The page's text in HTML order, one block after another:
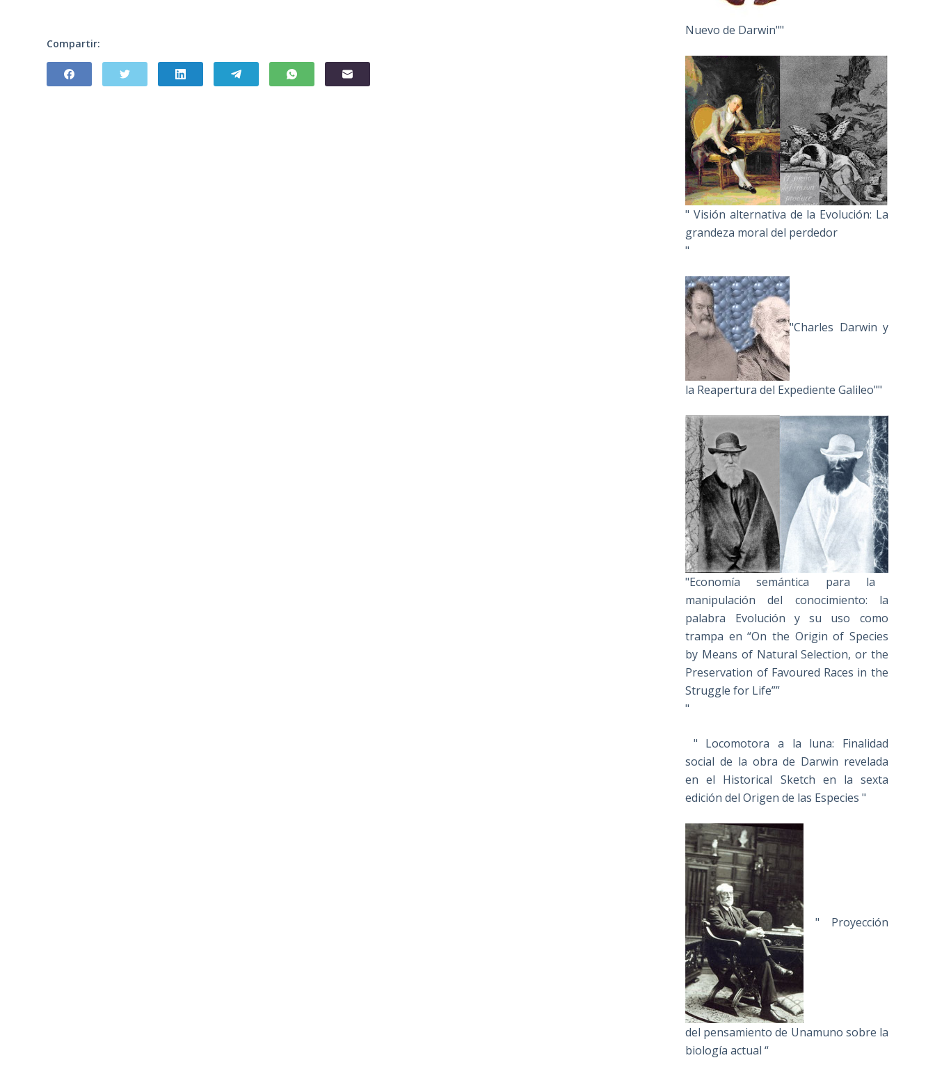
Compartir:
Nuevo de Darwin""
" Visión alternativa de la Evolución: La
grandeza moral del perdedor
"
"Charles Darwin y
la Reapertura del Expediente Galileo""
"Economía semántica para la
manipulación del conocimiento: la
palabra Evolución y su uso como
trampa en “On the Origin of Species
by Means of Natural Selection, or the
Preservation of Favoured Races in the
Struggle for Life””
"
" Locomotora a la luna: Finalidad
social de la obra de Darwin revelada
en el Historical Sketch en la sexta
edición del Origen de las Especies "
" Proyección
del pensamiento de Unamuno sobre la
biología actual “